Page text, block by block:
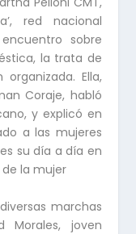
red nacional
sobre
la trata de
Ella,
Coraje, habló
y explicó en
a las mujeres
su día a día en
la mujer
marchas
joven